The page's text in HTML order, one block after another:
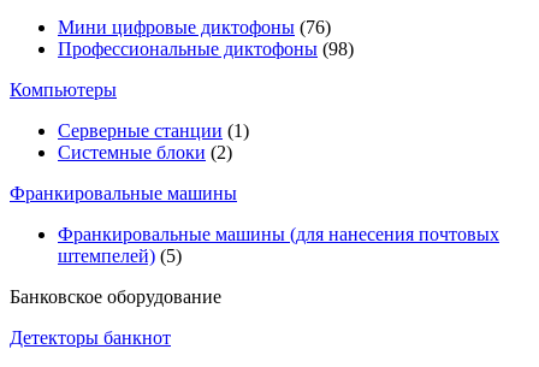
Мини цифровые диктофоны (76)
Профессиональные диктофоны (98)
Компьютеры
Серверные станции (1)
Системные блоки (2)
Франкировальные машины
Франкировальные машины (для нанесения почтовых
штемпелей) (5)
Банковское оборудование
Детекторы банкнот